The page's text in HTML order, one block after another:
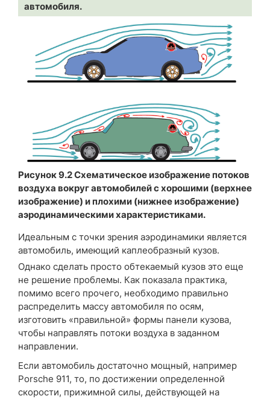
автомобиля.
Рисунок 9.2 Схематическое изображение потоков
воздуха вокруг автомобилей с хорошими (верхнее
изображение) и плохими (нижнее изображение)
аэродинамическими характеристиками.
Идеальным с точки зрения аэродинамики является
автомобиль, имеющий каплеобразный кузов.
Однако сделать просто обтекаемый кузов это еще
не решение проблемы. Как показала практика,
помимо всего прочего, необходимо правильно
распределить массу автомобиля по осям,
изготовить «правильной» формы панели кузова,
чтобы направлять потоки воздуха в заданном
направлении.
Если автомобиль достаточно мощный, например
Porsche 911, то, по достижении определенной
скорости, прижимной силы, действующей на